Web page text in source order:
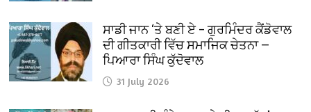
ਸਾਡੀ ਜਾਨ ‘ਤੇ ਬਣੀ ਏ – ਗੁਰਮਿੰਦਰ ਕੈਂਡੋਵਾਲ
ਦੀ ਗੀਤਕਾਰੀ ਵਿੱਚ ਸਮਾਜਿਕ ਚੇਤਨਾ —
ਪਿਆਰਾ ਸਿੰਘ ਕੁੱਦੋਵਾਲ
31 July 2026